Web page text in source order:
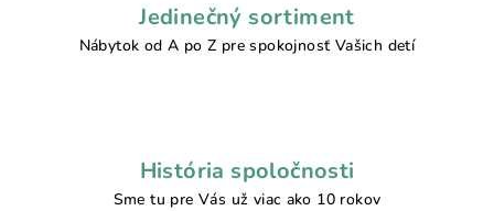
Jedinečný sortiment
Nábytok od A po Z pre spokojnosť Vašich detí
História spoločnosti
Sme tu pre Vás už viac ako 10 rokov